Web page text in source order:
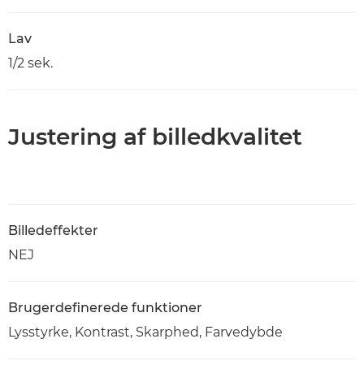
Lav
1/2 sek.
Justering af billedkvalitet
Billedeffekter
NEJ
Brugerdefinerede funktioner
Lysstyrke, Kontrast, Skarphed, Farvedybde